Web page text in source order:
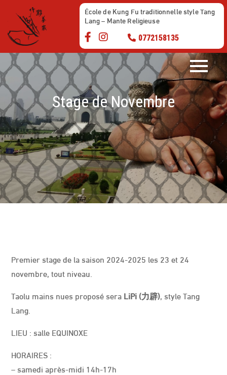
content
École de Kung Fu traditionnelle style Tang
Lang – Mante Religieuse
0772158135
Stage de Novembre
Premier stage de la saison 2024-2025 les 23 et 24
novembre, tout niveau.
Taolu mains nues proposé sera LiPi (力辟), style Tang
Lang.
LIEU : salle EQUINOXE
HORAIRES :
– samedi après-midi 14h-17h